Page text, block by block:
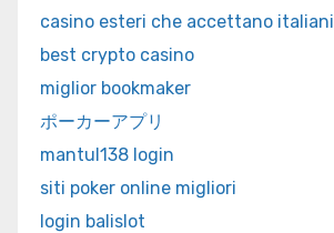
casino esteri che accettano italiani
best crypto casino
miglior bookmaker
ポーカーアプリ
mantul138 login
siti poker online migliori
login balislot